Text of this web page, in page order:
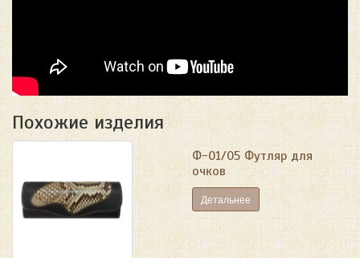
Похожие изделия
Ф-01/05 Футляр для
очков
Детальнее